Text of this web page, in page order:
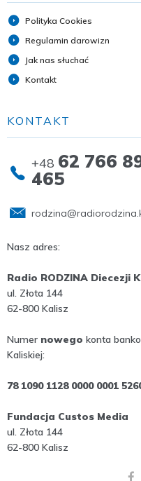
Polityka Cookies
Regulamin darowizn
Jak nas słuchać
Kontakt
KONTAKT
+48 62 766
465
Nasz adres:
Radio RODZINA Diecezji
ul. Złota 144
62-800 Kalisz
Numer nowego konta
Kaliskiej:
78 1090 1128 0000 0001
Fundacja Custos Media
ul. Złota 144
62-800 Kalisz